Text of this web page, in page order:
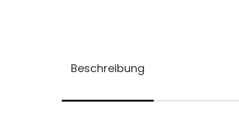
Beschreibung